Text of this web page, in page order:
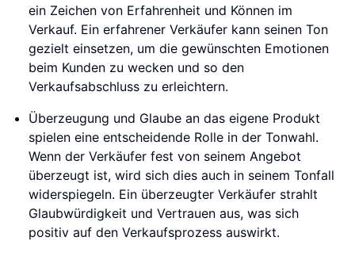
ein Zeichen von Erfahrenheit und Können im
Verkauf. Ein erfahrener Verkäufer kann seinen Ton
gezielt einsetzen, um die gewünschten Emotionen
beim Kunden zu wecken und so den
Verkaufsabschluss zu erleichtern.
Überzeugung und Glaube an das eigene Produkt
spielen eine entscheidende Rolle in der Tonwahl.
Wenn der Verkäufer fest von seinem Angebot
überzeugt ist, wird sich dies auch in seinem Tonfall
widerspiegeln. Ein überzeugter Verkäufer strahlt
Glaubwürdigkeit und Vertrauen aus, was sich
positiv auf den Verkaufsprozess auswirkt.